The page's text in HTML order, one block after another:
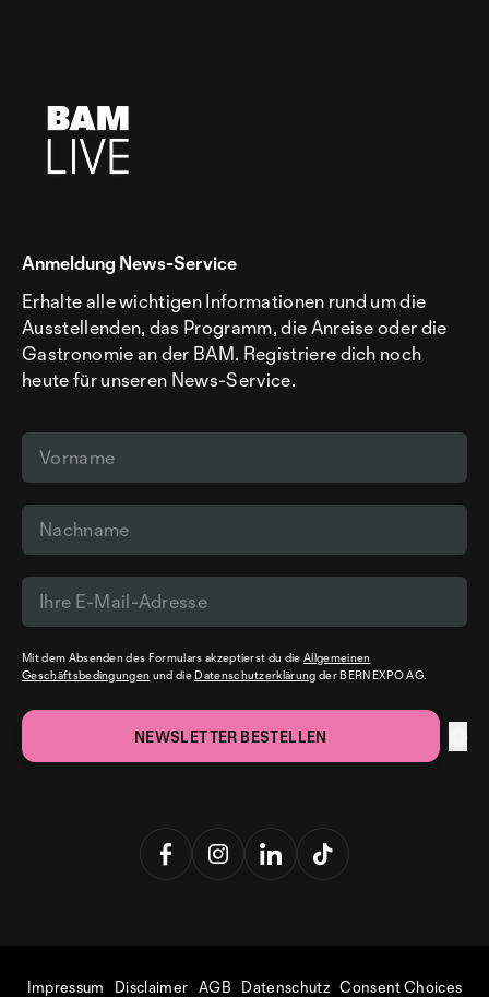
Anmeldung News-Service
Erhalte alle wichtigen Informationen rund um die
Ausstellenden, das Programm, die Anreise oder die
Gastronomie an der BAM. Registriere dich noch
heute für unseren News-Service.
Mit dem Absenden des Formulars akzeptierst du dieAllgemeinen
Geschäftsbedingungen und die Datenschutzerklärung der BERNEXPO AG.
Impressum Disclaimer AGB Datenschutz Consent Choices